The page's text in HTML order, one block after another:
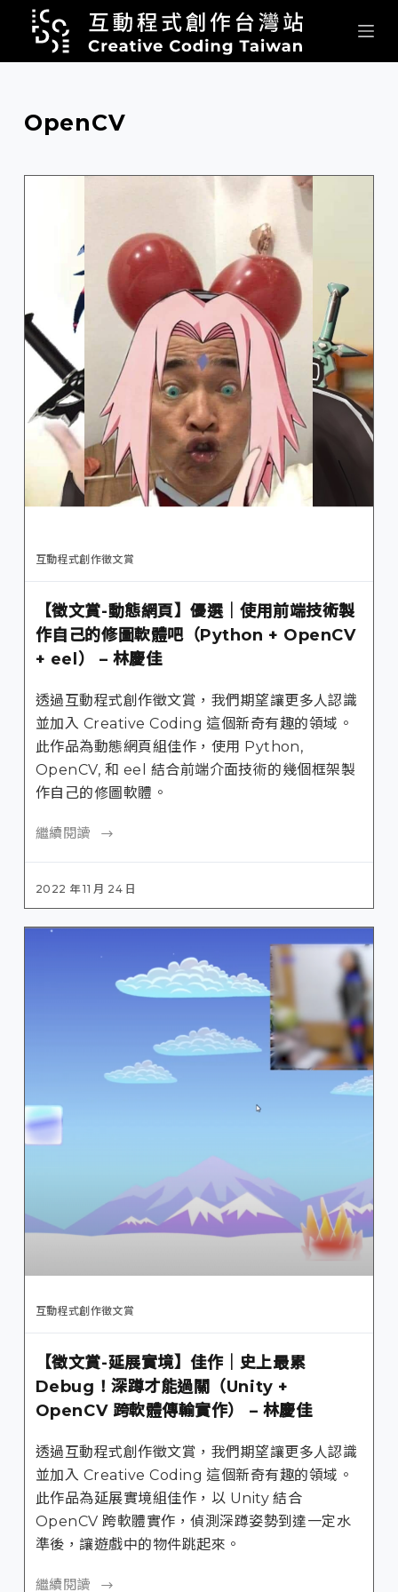
跳
主
內
容
OpenCV
互動程式創作徵文賞
【徵文賞-動態網頁】優選｜使用前端技術製
作自己的修圖軟體吧（Python + OpenCV
+ eel） – 林慶佳
透過互動程式創作徵文賞，我們期望讓更多人認識
並加入 Creative Coding 這個新奇有趣的領域。
此作品為動態網頁組佳作，使用 Python,
OpenCV, 和 eel 結合前端介面技術的幾個框架製
作自己的修圖軟體。
繼續閱讀
2022 年 11 月 24 日
互動程式創作徵文賞
【徵文賞-延展實境】佳作｜史上最累
Debug！深蹲才能過關（Unity +
OpenCV 跨軟體傳輸實作） – 林慶佳
透過互動程式創作徵文賞，我們期望讓更多人認識
並加入 Creative Coding 這個新奇有趣的領域。
此作品為延展實境組佳作，以 Unity 結合
OpenCV 跨軟體實作，偵測深蹲姿勢到達一定水
準後，讓遊戲中的物件跳起來。
繼續閱讀